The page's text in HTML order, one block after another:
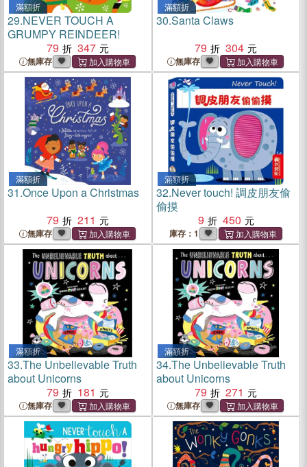
滿額折
29.NEVER TOUCH A
GRUMPY REINDEER!
79
347
無庫存
滿額折
30.Santa Claws
79
304
無庫存
滿額折
31.Once Upon a Christmas
79
211
無庫存
滿額折
32.Never touch! 調皮朋友偷
偷摸
9
450
庫存：1
滿額折
33.The Unbelievable Truth
about Unicorns
79
181
無庫存
滿額折
34.The Unbelievable Truth
about Unicorns
79
271
無庫存